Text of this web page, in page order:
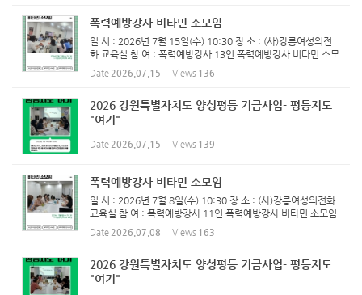
폭력예방강사 비타민 소모임
일 시 : 2026년 7월 15일(수) 10:30 장 소 : (사)강릉여성의전
화 교육실 참 여 : 폭력예방강사 13인 폭력예방강사 비타민 소모
임 진행하였습니다. 오늘은 2026년 상반기 활동을 마무리하는
방학식을 함께 했어요. 활동 소감과 아이디어, 건의사항 등 열정
Date 2026.07.15 Views 136
2026 강원특별자치도 양성평등 기금사업- 평등지도
"여기"
Date 2026.07.15 Views 139
폭력예방강사 비타민 소모임
일 시 : 2026년 7월 8일(수) 10:30 장 소 : (사)강릉여성의전화
교육실 참 여 : 폭력예방강사 11인 폭력예방강사 비타민 소모임
진행하였습니다.
Date 2026.07.08 Views 163
2026 강원특별자치도 양성평등 기금사업- 평등지도
"여기"